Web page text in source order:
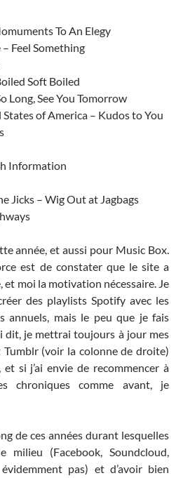
To An Elegy
Feel Something
Soft Boiled
Long, See You Tomorrow
of America – Kudos to You
Information
Jicks – Wig Out at Jagbags
année, et aussi pour Music Box.
est de constater que le site a
moi la motivation nécessaire. Je
des playlists Spotify avec les
annuels, mais le peu que je fais
dit, je mettrai toujours à jour mes
Tumblr (voir la colonne de droite)
et si j’ai envie de recommencer à
chroniques comme avant, je
de ces années durant lesquelles
(Facebook, Soundcloud,
pas) et d’avoir bien